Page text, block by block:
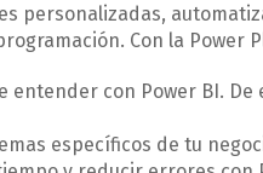
personalizadas,
Con la Power
con Power BI.
específicos de tu